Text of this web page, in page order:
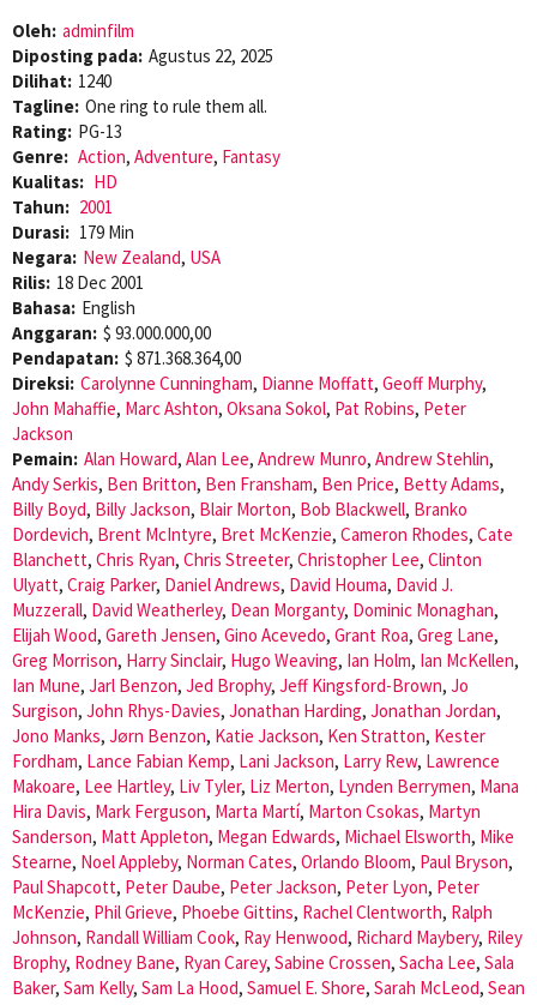
Oleh: adminfilm
Diposting pada: Agustus 22, 2025
Dilihat: 1240
Tagline: One ring to rule them all.
Rating: PG-13
Genre: Action, Adventure, Fantasy
Kualitas: HD
Tahun: 2001
Durasi: 179 Min
Negara: New Zealand, USA
Rilis: 18 Dec 2001
Bahasa: English
Anggaran: $ 93.000.000,00
Pendapatan: $ 871.368.364,00
Direksi: Carolynne Cunningham, Dianne Moffatt, Geoff Murphy,
John Mahaffie, Marc Ashton, Oksana Sokol, Pat Robins, Peter
Jackson
Pemain: Alan Howard, Alan Lee, Andrew Munro, Andrew Stehlin,
Andy Serkis, Ben Britton, Ben Fransham, Ben Price, Betty Adams,
Billy Boyd, Billy Jackson, Blair Morton, Bob Blackwell, Branko
Dordevich, Brent McIntyre, Bret McKenzie, Cameron Rhodes, Cate
Blanchett, Chris Ryan, Chris Streeter, Christopher Lee, Clinton
Ulyatt, Craig Parker, Daniel Andrews, David Houma, David J.
Muzzerall, David Weatherley, Dean Morganty, Dominic Monaghan,
Elijah Wood, Gareth Jensen, Gino Acevedo, Grant Roa, Greg Lane,
Greg Morrison, Harry Sinclair, Hugo Weaving, Ian Holm, Ian McKellen,
Ian Mune, Jarl Benzon, Jed Brophy, Jeff Kingsford-Brown, Jo
Surgison, John Rhys-Davies, Jonathan Harding, Jonathan Jordan,
Jono Manks, Jørn Benzon, Katie Jackson, Ken Stratton, Kester
Fordham, Lance Fabian Kemp, Lani Jackson, Larry Rew, Lawrence
Makoare, Lee Hartley, Liv Tyler, Liz Merton, Lynden Berrymen, Mana
Hira Davis, Mark Ferguson, Marta Martí, Marton Csokas, Martyn
Sanderson, Matt Appleton, Megan Edwards, Michael Elsworth, Mike
Stearne, Noel Appleby, Norman Cates, Orlando Bloom, Paul Bryson,
Paul Shapcott, Peter Daube, Peter Jackson, Peter Lyon, Peter
McKenzie, Phil Grieve, Phoebe Gittins, Rachel Clentworth, Ralph
Johnson, Randall William Cook, Ray Henwood, Richard Maybery, Riley
Brophy, Rodney Bane, Ryan Carey, Sabine Crossen, Sacha Lee, Sala
Baker, Sam Kelly, Sam La Hood, Samuel E. Shore, Sarah McLeod, Sean